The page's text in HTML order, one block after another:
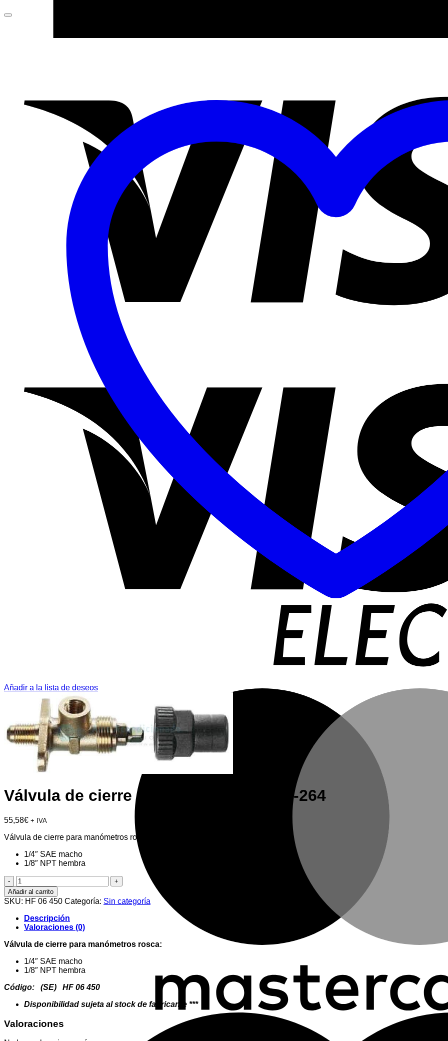
Añadir a la lista de deseos
Válvula de cierre manómetro Mod. M2-264
55,58€ + IVA
Válvula de cierre para manómetros rosca:
1/4″ SAE macho
1/8″ NPT hembra
Válvula
de
cierre
manómetro
Mod.
M2-
264
cantidad
Añadir al carrito
SKU: HF 06 450 Categoría: Sin categoría
Descripción
Valoraciones (0)
Válvula de cierre para manómetros rosca:
1/4″ SAE macho
1/8″ NPT hembra
Código: (SE) HF 06 450
Disponibilidad sujeta al stock de fabricante ***
Valoraciones